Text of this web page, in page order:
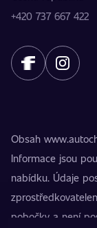
+420 737 667 422
Obsah
Informace jsou
nabídku. Údaje
pobočky a není